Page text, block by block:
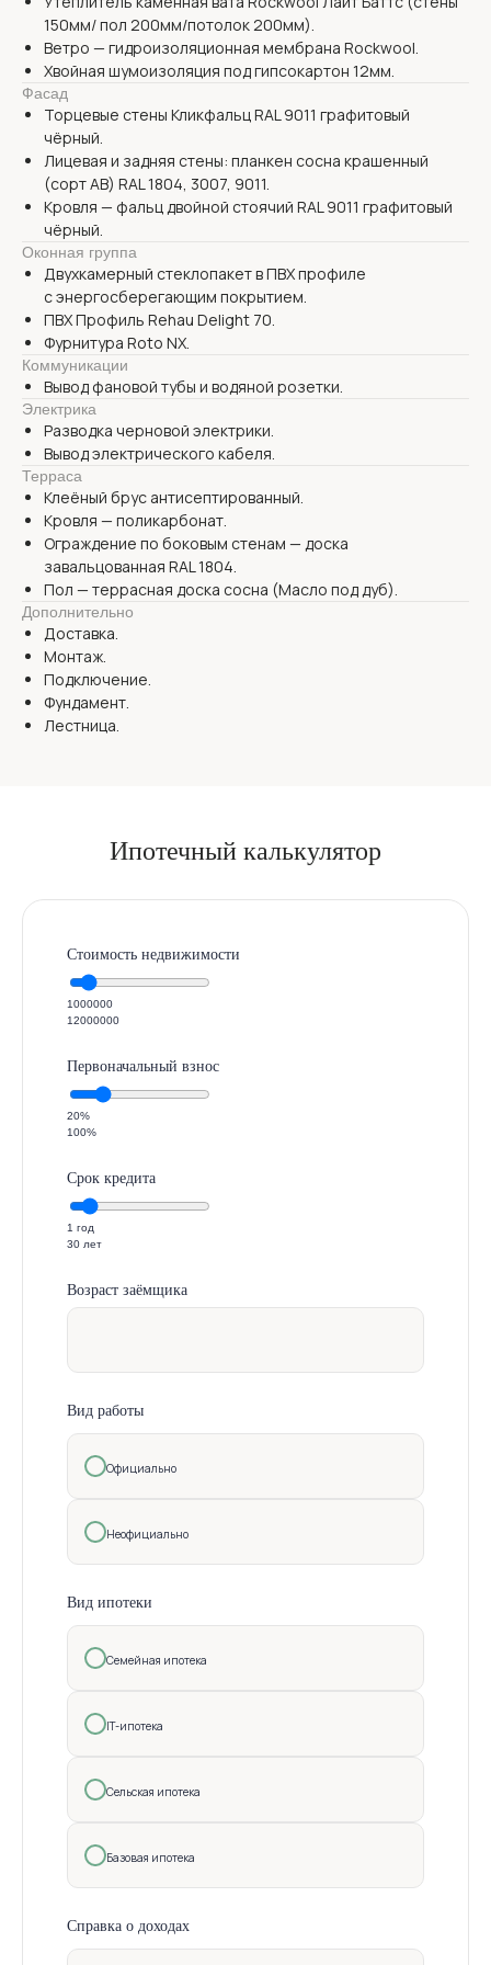
1 хоз. блок
150мм/ пол 200мм/потолок 200мм).
Ветро — гидроизоляционная мембрана Rockwool.
Хвойная шумоизоляция под гипсокартон 12мм.
Фасад
Торцевые стены Кликфальц RAL 9011 графитовый
чёрный.
Лицевая и задняя стены: планкен сосна крашенный
(сорт АВ) RAL 1804, 3007, 9011.
Кровля — фальц двойной стоячий RAL 9011 графитовый
чёрный.
Оконная группа
Двухкамерный стеклопакет в ПВХ профиле
с энергосберегающим покрытием.
ПВХ Профиль Rehau Delight 70.
Фурнитура Roto NX.
Коммуникации
Вывод фановой тубы и водяной розетки.
Электрика
Разводка черновой электрики.
Вывод электрического кабеля.
Терраса
Клеёный брус антисептированный.
Кровля — поликарбонат.
Ограждение по боковым стенам — доска
завальцованная RAL 1804.
Пол — террасная доска сосна (Масло под дуб).
Дополнительно
Доставка.
Монтаж.
Подключение.
Фундамент.
Лестница.
Ипотечный калькулятор
Стоимость недвижимости
1000000
12000000
Первоначальный взнос
20%
100%
Срок кредита
1 год
30 лет
Возраст заёмщика
Вид работы
Официально
Неофициально
Вид ипотеки
Семейная ипотека
IT-ипотека
Сельская ипотека
Базовая ипотека
Справка о доходах